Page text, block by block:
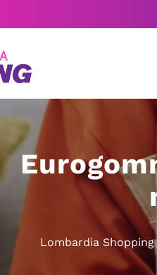
Lombardia Shopping